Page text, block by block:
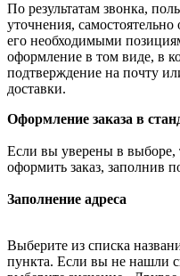
По результатам звонка,
уточнения, самостоятельно
его необходимыми
оформление в том виде, в
подтверждение на почту
доставки.
Оформление заказа в
Если вы уверены в выборе,
оформить заказ, заполнив
Заполнение адреса
Выберите из списка
пункта. Если вы не нашли